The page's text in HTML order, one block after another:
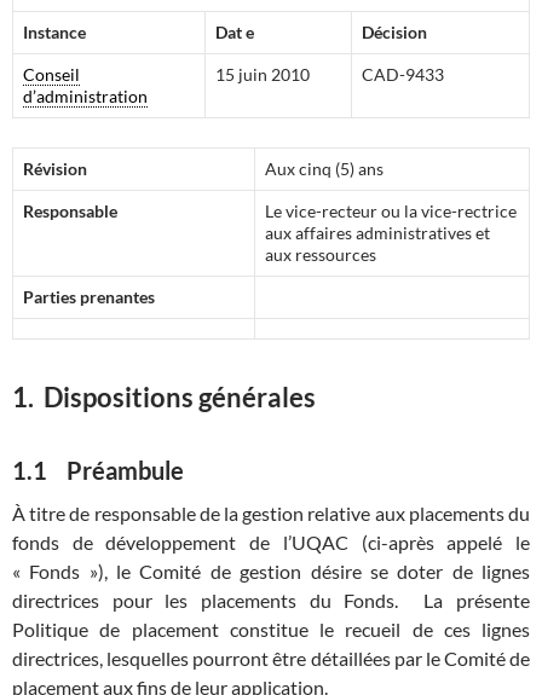
Instance Date Décision
Conseil
d’administration
15 juin 2010 CAD-9433
Révision Aux cinq (5) ans
Responsable
Le vice-recteur ou la vice-rectrice
aux affaires administratives et
aux ressources
Parties prenantes
1. Dispositions générales
1.1 Préambule
À titre de responsable de la gestion relative aux placements du
fonds de développement de l’UQAC (ci-après appelé le
« Fonds »), le Comité de gestion désire se doter de lignes
directrices pour les placements du Fonds. La présente
Politique de placement constitue le recueil de ces lignes
directrices, lesquelles pourront être détaillées par le Comité de
placement aux fins de leur application.